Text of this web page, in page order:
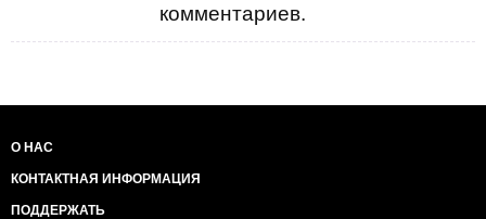
комментариев.
О НАС
КОНТАКТНАЯ ИНФОРМАЦИЯ
ПОДДЕРЖАТЬ